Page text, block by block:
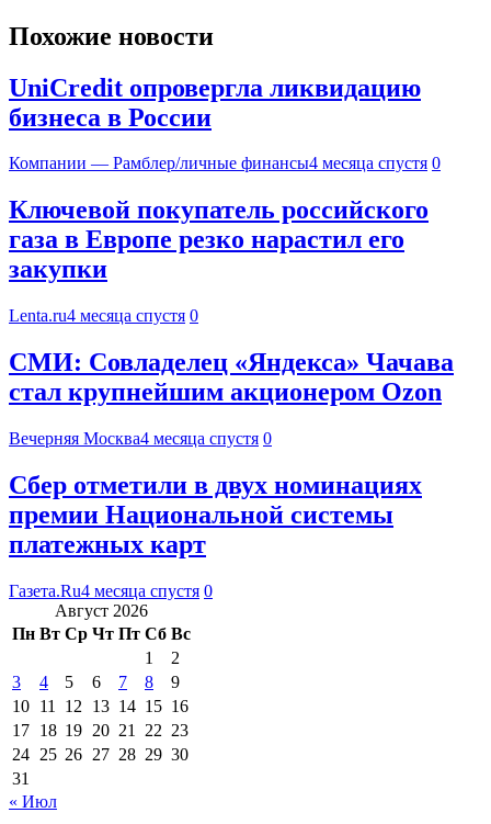
Похожие новости
UniCredit опровергла ликвидацию
бизнеса в России
Компании — Рамблер/личные финансы4 месяца спустя 0
Ключевой покупатель российского
газа в Европе резко нарастил его
закупки
Lenta.ru4 месяца спустя 0
СМИ: Совладелец «Яндекса» Чачава
стал крупнейшим акционером Ozon
Вечерняя Москва4 месяца спустя 0
Сбер отметили в двух номинациях
премии Национальной системы
платежных карт
Газета.Ru4 месяца спустя 0
Август 2026
Пн Вт Ср Чт Пт Сб Вс
1
2
3
4 5 6 7 8
9
10 11 12 13 14 15 16
17 18 19 20 21 22 23
24 25 26 27 28 29 30
31
« Июл